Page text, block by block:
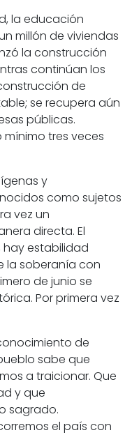
la educación
millón de viviendas
la construcción
continúan los
de
se recupera aún
públicas.
tres veces
y
como sujetos
vez un
directa. El
hay estabilidad
la soberanía con
de junio se
Por primera vez
de
sabe que
a traicionar. Que
y que
sagrado.
el país con